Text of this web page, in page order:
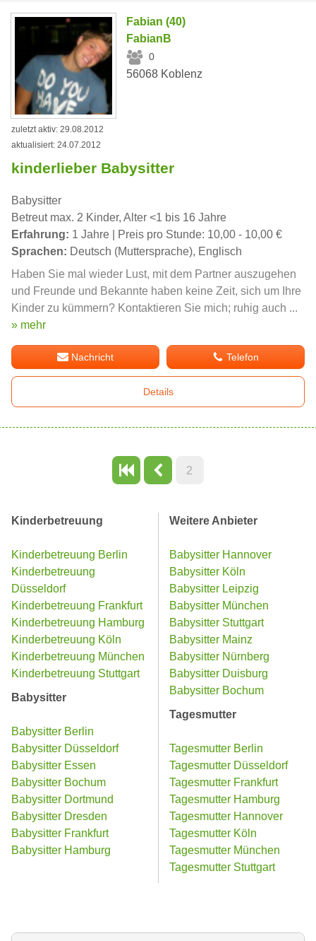
Fabian (40)
FabianB
0
56068 Koblenz
zuletzt aktiv: 29.08.2012
aktualisiert: 24.07.2012
kinderlieber Babysitter
Babysitter
Betreut max. 2 Kinder, Alter <1 bis 16 Jahre
Erfahrung: 1 Jahre | Preis pro Stunde: 10,00 - 10,00 €
Sprachen: Deutsch (Muttersprache), Englisch
Haben Sie mal wieder Lust, mit dem Partner auszugehen
und Freunde und Bekannte haben keine Zeit, sich um Ihre
Kinder zu kümmern? Kontaktieren Sie mich; ruhig auch ...
» mehr
Nachricht Telefon
Details
2
Kinderbetreuung
Kinderbetreuung Berlin
Kinderbetreuung
Düsseldorf
Kinderbetreuung Frankfurt
Kinderbetreuung Hamburg
Kinderbetreuung Köln
Kinderbetreuung München
Kinderbetreuung Stuttgart
Babysitter
Babysitter Berlin
Babysitter Düsseldorf
Babysitter Essen
Babysitter Bochum
Babysitter Dortmund
Babysitter Dresden
Babysitter Frankfurt
Babysitter Hamburg
Weitere Anbieter
Babysitter Hannover
Babysitter Köln
Babysitter Leipzig
Babysitter München
Babysitter Stuttgart
Babysitter Mainz
Babysitter Nürnberg
Babysitter Duisburg
Babysitter Bochum
Tagesmutter
Tagesmutter Berlin
Tagesmutter Düsseldorf
Tagesmutter Frankfurt
Tagesmutter Hamburg
Tagesmutter Hannover
Tagesmutter Köln
Tagesmutter München
Tagesmutter Stuttgart